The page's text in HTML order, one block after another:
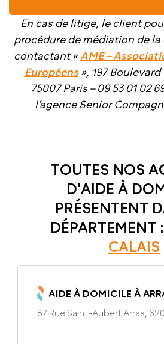
En cas de litige, le client
procédure de médiation de
contactant «AME –
Européens», 197
75007 Paris – 09 53 01 02
l’agence Senior
TOUTES NOS
D'AIDE À
PRÉSENTENT
DÉPARTEMENT :
CALAIS
AIDE À DOMICILE À
87 Rue Saint-Aubert Arras,